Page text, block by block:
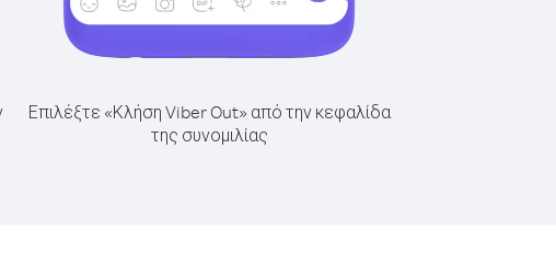
Επιλέξτε «Κλήση Viber Out» από την κεφαλίδα
της συνομιλίας